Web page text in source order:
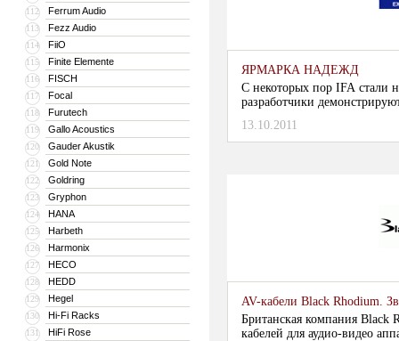
112 Ferrum Audio
113 Fezz Audio
114 FiiO
115 Finite Elemente
116 FISCH
117 Focal
118 Furutech
119 Gallo Acoustics
120 Gauder Akustik
121 Gold Note
122 Goldring
123 Gryphon
124 HANA
125 Harbeth
126 Harmonix
127 HECO
128 HEDD
129 Hegel
130 Hi-Fi Racks
131 HiFi Rose
ЯРМАРКА НАДЕЖД
С некоторых пор IFA стали
разработчики
технологическими хита-
13.10.2011
AV-кабели Black Rhodium.
Британская компания Black
кабелей для аудио-видео